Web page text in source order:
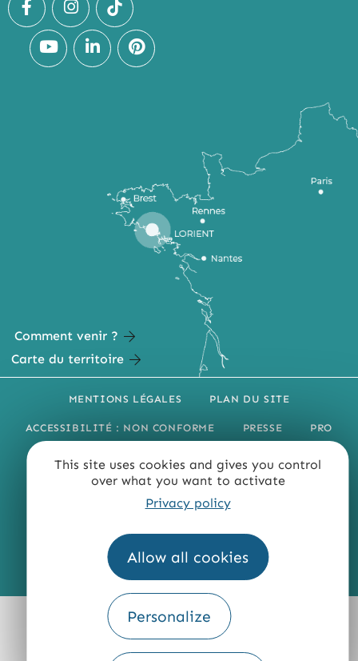
This site uses cookies and gives you control
over what you want to activate
Privacy policy
Allow all cookies
Personalize
Comment venir ?
Carte du territoire
MENTIONS LÉGALES PLAN DU SITE
ACCESSIBILITÉ : NON CONFORME PRESSE PRO
Fourni par
Traduction